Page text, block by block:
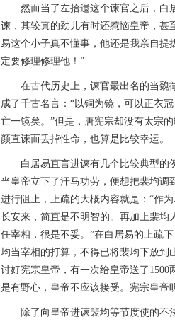
然而当了左拾遗这个谏官之后，白
谏，其较真的劲儿有时还惹恼皇帝，甚
易这个小子真不懂事，他还是我亲自提
定要修理修理他！”
在古代历史上，谏官最出名的当魏
成了千古名言：“以铜为镜，可以正衣
亡一镜矣。”但是，唐宪宗却没有太宗
颜直谏而丢掉性命，也算是比较幸运。
白居易直言进谏有几个比较典型的
当皇帝立下了汗马功劳，便想把裴均
进行阻止，上疏的大概内容就是：“作
长安来，简直是不明智的。再加上裴均
任宰相，很是不妥。”在白居易的上疏
均当宰相的打算，不得已将裴均下放到
讨好宪宗皇帝，有一次给皇帝送了
是有野心，皇帝不应该接受。宪宗皇帝
除了向皇帝进谏裴均等节度使的不